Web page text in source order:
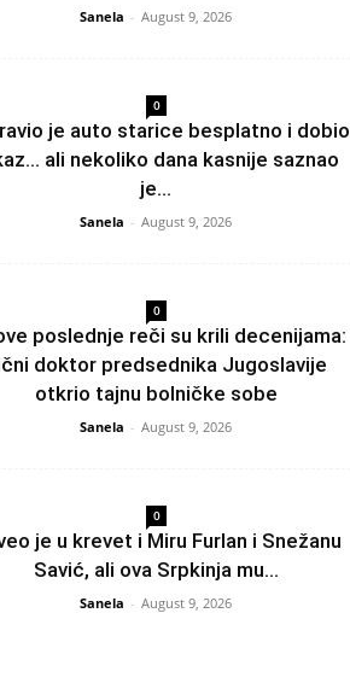
Sanela - August 9, 2026
0
je auto starice besplatno i dobio
ali nekoliko dana kasnije saznao
je...
Sanela - August 9, 2026
0
poslednje reči su krili decenijama:
doktor predsednika Jugoslavije
otkrio tajnu bolničke sobe
Sanela - August 9, 2026
0
je u krevet i Miru Furlan i Snežanu
Savić, ali ova Srpkinja mu...
Sanela - August 9, 2026